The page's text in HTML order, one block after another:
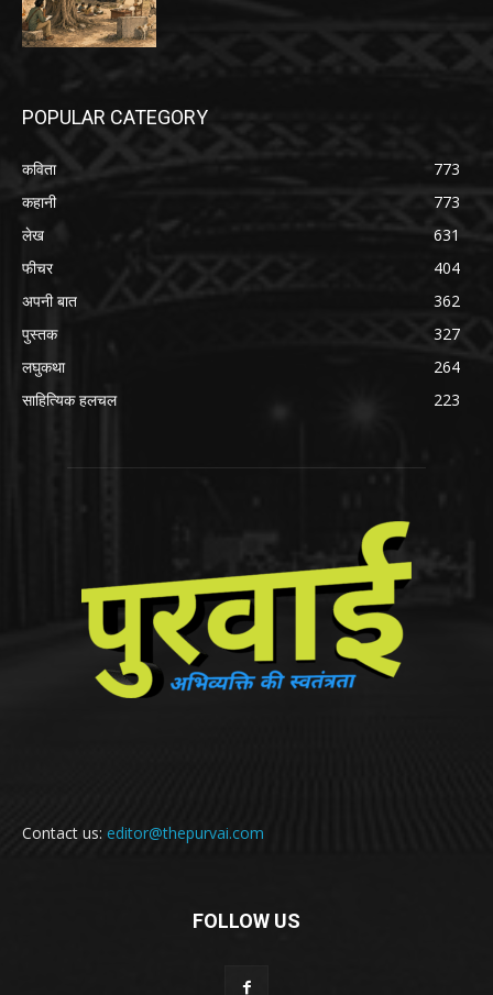
POPULAR CATEGORY
कविता
773
कहानी
773
लेख
631
फीचर
404
अपनी बात
362
पुस्तक
327
लघुकथा
264
साहित्यिक हलचल
223
Contact us: editor@thepurvai.com
FOLLOW US